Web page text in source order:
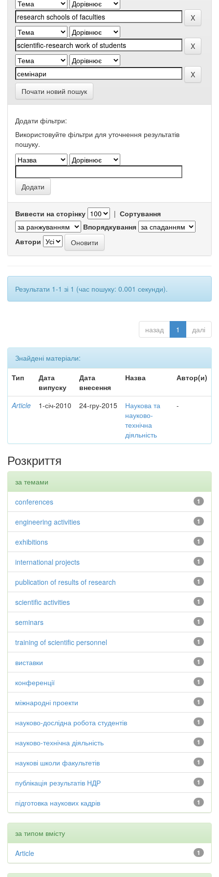
Почати новий пошук
Додати фільтри:
Використовуйте фільтри для уточнення результатів
пошуку.
Вивести на сторінку | Сортування
Впорядкування
Автори
Результати 1-1 зі 1 (час пошуку: 0.001 секунди).
назад 1 далі
Знайдені матеріали:
Тип
Дата
випуску
Дата
внесення
Назва Автор(и)
Article 1-січ-2010 24-гру-2015
Наукова та
науково-
технічна
діяльність
-
Розкриття
за темами
1
conferences
1
engineering activities
1
exhibitions
1
international projects
1
publication of results of research
1
scientific activities
1
seminars
1
training of scientific personnel
1
виставки
1
конференції
1
міжнародні проекти
1
науково-дослідна робота студентів
1
науково-технічна діяльність
1
наукові школи факультетів
1
публікація результатів НДР
1
підготовка наукових кадрів
за типом вмісту
1
Article